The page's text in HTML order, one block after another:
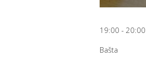
19:00 - 20:00
Bašta